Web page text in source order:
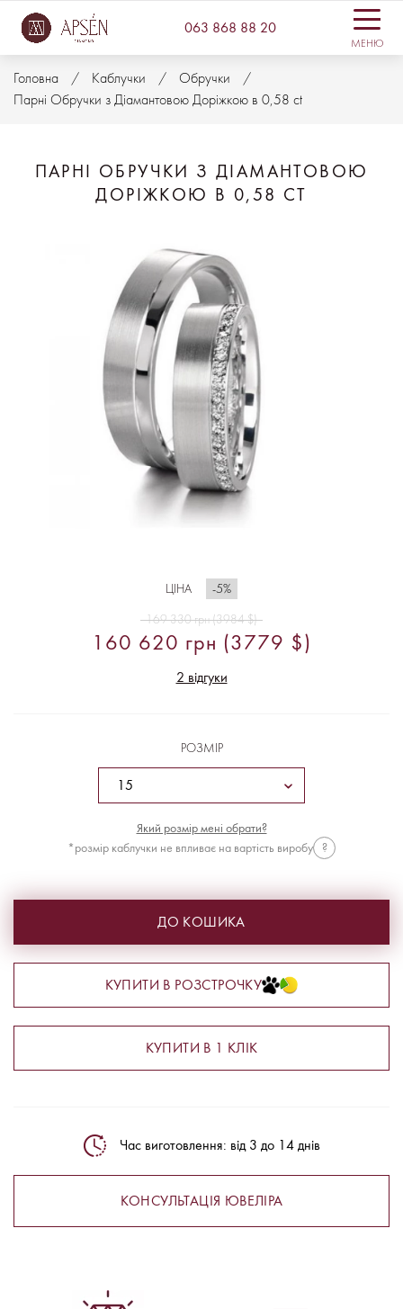
063 868 88 20
МЕНЮ
Головна Каблучки
Обручки
Парні Обручки з Діамантовою Доріжкою в 0,58 ct
ПАРНІ ОБРУЧКИ З ДІАМАНТОВОЮ
ДОРІЖКОЮ В 0,58 CT
ЦІНА -5%
169 330 грн (3984 $)
160 620 грн (3779 $)
2 відгуки
РОЗМІР
Який розмір мені обрати?
*розмір каблучки не впливає на вартість виробу
?
ДО КОШИКА
КУПИТИ В РОЗСТРОЧКУ
КУПИТИ В 1 КЛІК
Час виготовлення: від 3 до 14 днів
КОНСУЛЬТАЦІЯ ЮВЕЛІРА